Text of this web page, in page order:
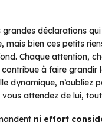
grandes déclarations
mais bien ces petits
Chaque attention,
à faire grandir
dynamique, n’oubliez
attendez de lui,
ni effort